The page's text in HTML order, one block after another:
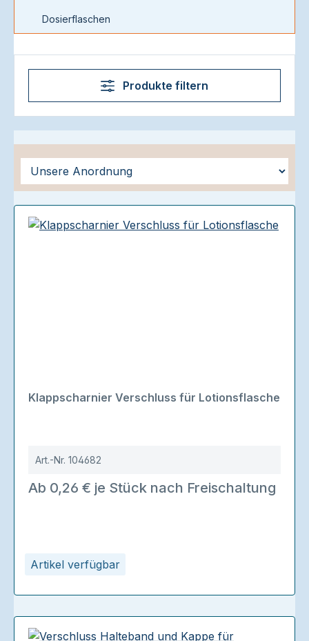
Dosierflaschen
Produkte filtern
Artikel verfügbar
Klappscharnier Verschluss für Lotionsflasche
Art.-Nr. 104682
Ab 0,26 € je Stück nach Freischaltung